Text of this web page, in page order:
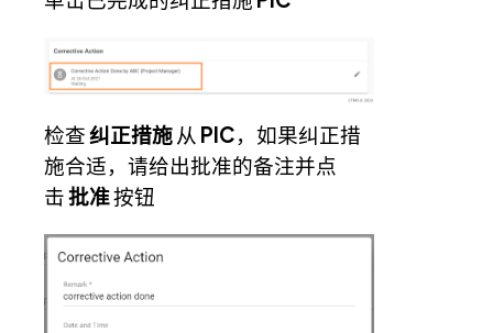
检查纠正措施 从 PIC，如果纠正措
施合适，请给出批准的备注并点
击批准按钮